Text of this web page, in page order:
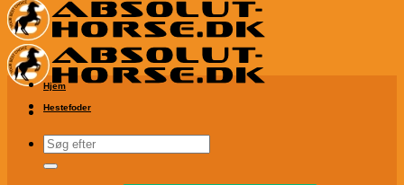
Søg
efter:
Hjem
Hestefoder